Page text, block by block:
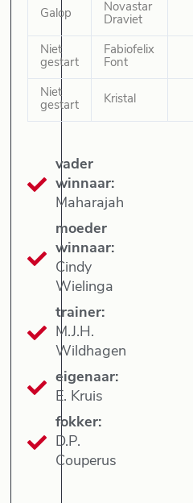
Galop
Novastar
Draviet
Niet
gestart
Fabiofelix
Font
Niet
gestart
Kristal
vader
winnaar:
Maharajah
moeder
winnaar:
Cindy
Wielinga
trainer:
M.J.H.
Wildhagen
eigenaar:
E. Kruis
fokker:
D.P.
Couperus